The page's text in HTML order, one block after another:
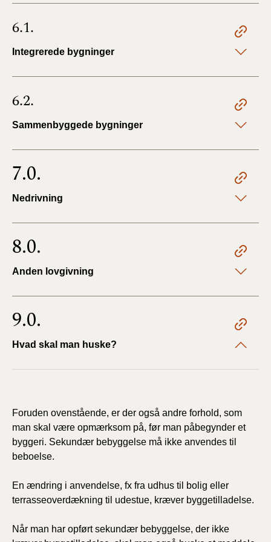
6.1.
Integrerede bygninger
6.2.
Sammenbyggede bygninger
7.0.
Nedrivning
8.0.
Anden lovgivning
9.0.
Hvad skal man huske?
Foruden ovenstående, er der også andre forhold, som
man skal være opmærksom på, før man påbegynder et
byggeri. Sekundær bebyggelse må ikke anvendes til
beboelse.
En ændring i anvendelse, fx fra udhus til bolig eller
terrasseoverdækning til udestue, kræver byggetilladelse.
Når man har opført sekundær bebyggelse, der ikke